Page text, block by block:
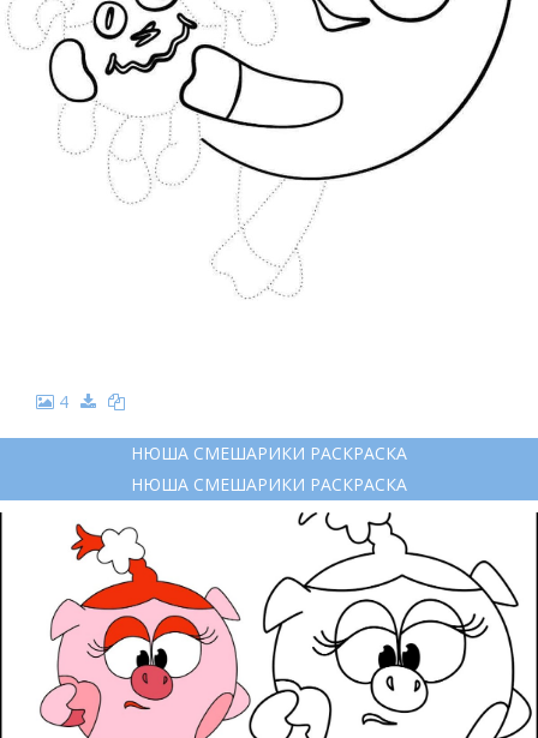
4
НЮША СМЕШАРИКИ РАСКРАСКА
НЮША СМЕШАРИКИ РАСКРАСКА